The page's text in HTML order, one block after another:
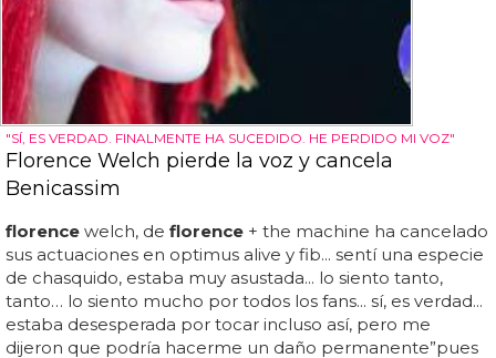
"SÍ, ES VERDAD. FINALMENTE HA SUCEDIDO. HE PERDIDO MI VOZ"
Florence Welch pierde la voz y cancela
Benicassim
florence welch, de florence + the machine ha cancelado
sus actuaciones en optimus alive y fib... sentí una especie
de chasquido, estaba muy asustada... lo siento tanto,
tanto… lo siento mucho por todos los fans... sí, es verdad...
estaba desesperada por tocar incluso así, pero me
dijeron que podría hacerme un daño permanente”pues